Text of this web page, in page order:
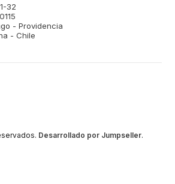
32
- Providencia
- Chile
Desarrollado por Jumpseller.